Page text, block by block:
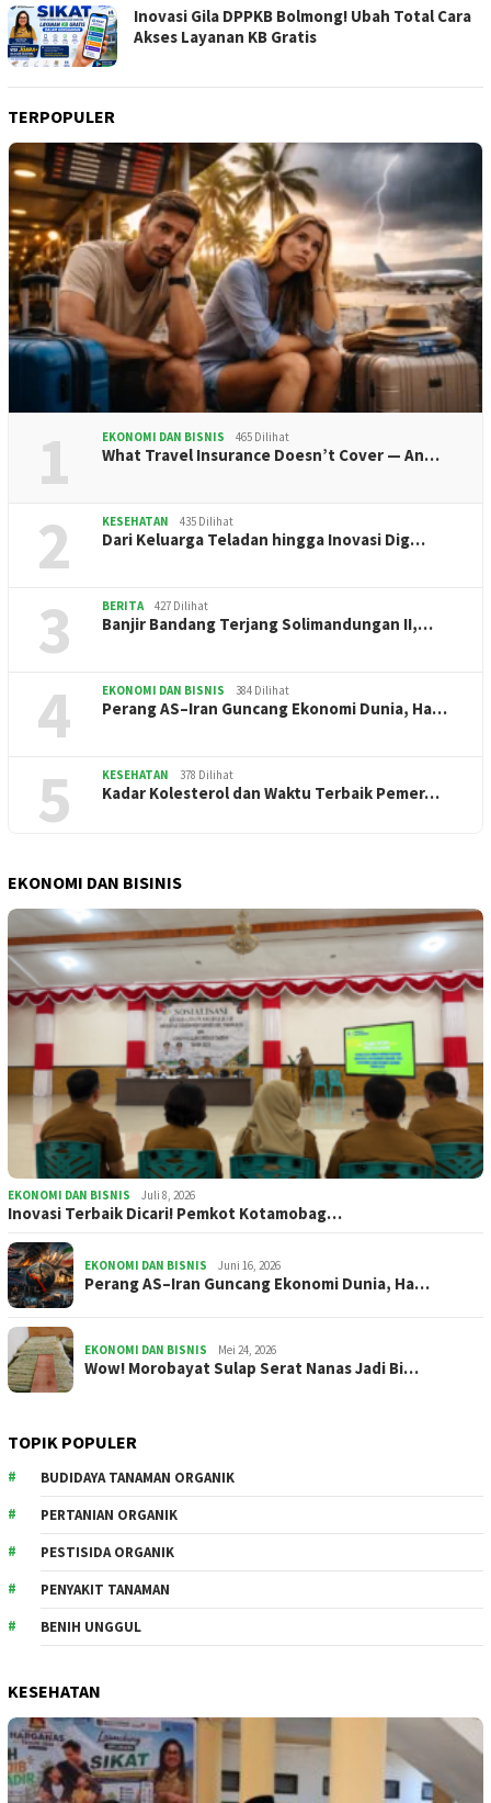
Inovasi Gila DPPKB Bolmong! Ubah Total Cara
Akses Layanan KB Gratis
TERPOPULER
1 EKONOMI DAN BISNIS 465 Dilihat
What Travel Insurance Doesn’t Cover — An…
2 KESEHATAN 435 Dilihat
Dari Keluarga Teladan hingga Inovasi Dig…
3 BERITA 427 Dilihat
Banjir Bandang Terjang Solimandungan II,…
4 EKONOMI DAN BISNIS 384 Dilihat
Perang AS–Iran Guncang Ekonomi Dunia, Ha…
5 KESEHATAN 378 Dilihat
Kadar Kolesterol dan Waktu Terbaik Pemer…
EKONOMI DAN BISINIS
EKONOMI DAN BISNIS Juli 8, 2026
Inovasi Terbaik Dicari! Pemkot Kotamobag…
EKONOMI DAN BISNIS Juni 16, 2026
Perang AS–Iran Guncang Ekonomi Dunia, Ha…
EKONOMI DAN BISNIS Mei 24, 2026
Wow! Morobayat Sulap Serat Nanas Jadi Bi…
TOPIK POPULER
BUDIDAYA TANAMAN ORGANIK
PERTANIAN ORGANIK
PESTISIDA ORGANIK
PENYAKIT TANAMAN
BENIH UNGGUL
KESEHATAN